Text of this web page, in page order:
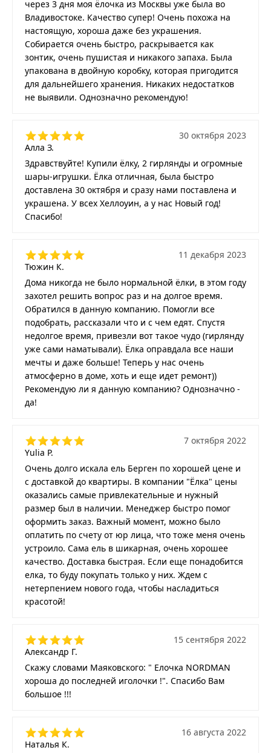
через 3 дня моя ёлочка из Москвы уже была во
Владивостоке. Качество супер! Очень похожа на
настоящую, хороша даже без украшения.
Собирается очень быстро, раскрывается как
зонтик, очень пушистая и никакого запаха. Была
упакована в двойную коробку, которая пригодится
для дальнейшего хранения. Никаких недостатков
не выявили. Однозначно рекомендую!
Алла З.
30 октября 2023
Здравствуйте! Купили ёлку, 2 гирлянды и огромные
шары-игрушки. Ёлка отличная, была быстро
доставлена 30 октября и сразу нами поставлена и
украшена. У всех Хеллоуин, а у нас Новый год!
Спасибо!
Тюжин К.
11 декабря 2023
Дома никогда не было нормальной ёлки, в этом году
захотел решить вопрос раз и на долгое время.
Обратился в данную компанию. Помогли все
подобрать, рассказали что и с чем едят. Спустя
недолгое время, привезли вот такое чудо (гирлянду
уже сами наматывали). Ёлка оправдала все наши
мечты и даже больше! Теперь у нас очень
атмосферно в доме, хоть и еще идет ремонт))
Рекомендую ли я данную компанию? Однозначно -
да!
Yulia P.
7 октября 2022
Очень долго искала ель Берген по хорошей цене и
с доставкой до квартиры. В компании "Ёлка" цены
оказались самые привлекательные и нужный
размер был в наличии. Менеджер быстро помог
оформить заказ. Важный момент, можно было
оплатить по счету от юр лица, что тоже меня очень
устроило. Сама ель в шикарная, очень хорошее
качество. Доставка быстрая. Если еще понадобится
елка, то буду покупать только у них. Ждем с
нетерпением нового года, чтобы насладиться
красотой!
Александр Г.
15 сентября 2022
Скажу словами Маяковского: " Елочка NORDMAN
хороша до последней иголочки !". Спасибо Вам
большое !!!
Наталья К.
16 августа 2022